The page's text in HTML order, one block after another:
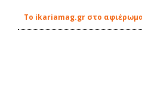
Το ikariamag.gr στο